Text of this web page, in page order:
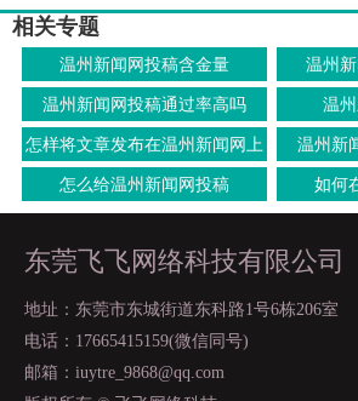
相关专题
温州新闻网投稿含金量 温州
温州新闻网投稿通过率高吗 温
怎样将文章发布在温州新闻网上
面去
温州新
怎么给温州新闻网投稿 如何
东莞飞飞网络科技有限公司
地址：东莞市东城街道东科路1号6栋206室
电话：17665415159(微信同号)
邮箱：iuytre_9868@qq.com